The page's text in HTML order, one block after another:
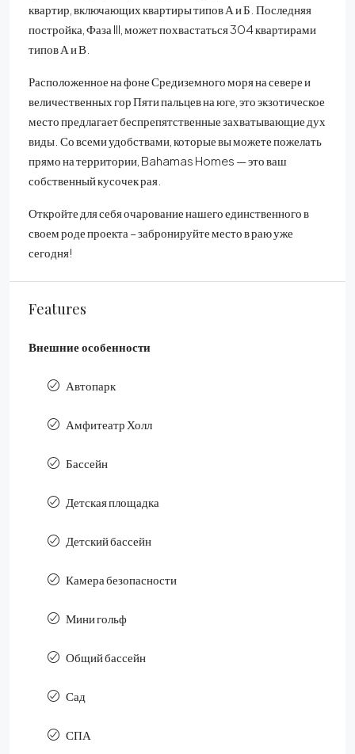
квартир, включающих квартиры типов А и Б. Последняя
постройка, Фаза III, может похвастаться 304 квартирами
типов А и В.
Расположенное на фоне Средиземного моря на севере и
величественных гор Пяти пальцев на юге, это экзотическое
место предлагает беспрепятственные захватывающие дух
виды. Со всеми удобствами, которые вы можете пожелать
прямо на территории, Bahamas Homes — это ваш
собственный кусочек рая.
Откройте для себя очарование нашего единственного в
своем роде проекта – забронируйте место в раю уже
сегодня!
Features
Внешние особенности
Автопарк
Амфитеатр Холл
Бассейн
Детская площадка
Детский бассейн
Камера безопасности
Мини гольф
Общий бассейн
Сад
СПА